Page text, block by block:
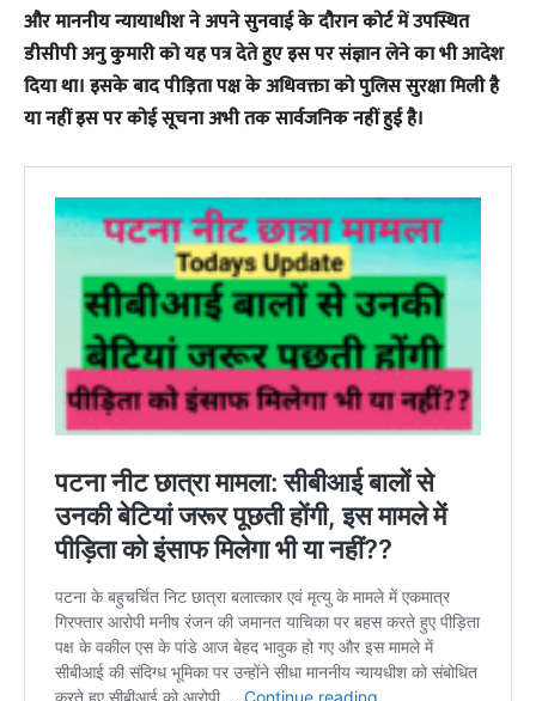
और माननीय न्यायाधीश ने अपने सुनवाई के दौरान कोर्ट में उपस्थित
डीसीपी अनु कुमारी को यह पत्र देते हुए इस पर संज्ञान लेने का भी आदेश
दिया था। इसके बाद पीड़िता पक्ष के अधिवक्ता को पुलिस सुरक्षा मिली है
या नहीं इस पर कोई सूचना अभी तक सार्वजनिक नहीं हुई है।